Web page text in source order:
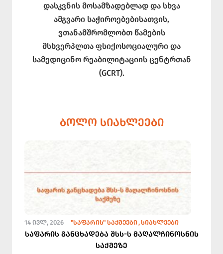
დასკვნის მოსამზადებლად და სხვა
ამგვარი საჭიროებებისათვის,
ვთანამშრომლობთ წამების
მსხვერპლთა ფსიქოსოციალური და
სამედიცინო რეაბილიტაციის ცენტრთან
(GCRT).
ᲑᲝᲚᲝ ᲡᲘᲐᲮᲚᲔᲔᲑᲘ
14 ᲘᲕᲚ, 2026 "ᲡᲐᲤᲐᲠᲘᲡ" ᲡᲐᲥᲛᲔᲔᲑᲘ ᲡᲘᲐᲮᲚᲔᲔᲑᲘ
საფარის განცხადება შსს-ს მაღალჩინოსნის
საქმეზე